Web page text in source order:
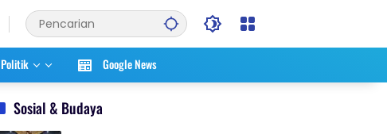
Politik Google News
Sosial & Budaya